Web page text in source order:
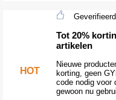
HOT
Geverifieerd
Tot 20%
artikelen
Nieuwe
korting, geen
code nodig voor
gewoon nu